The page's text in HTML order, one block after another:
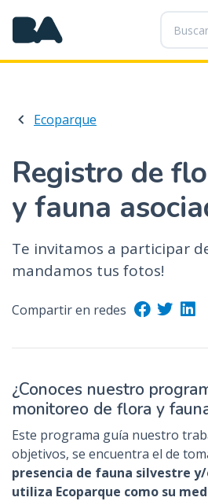
P
a
s
a
o
n
t
e
i
p
i
c
i
a
l
Ecoparque
Registro de
y fauna
Te invitamos a participar
mandamos tus fotos!
Compartir en redes
¿Conoces nuestro
monitoreo de flora y
Este programa guía nuestro
objetivos, se encuentra el de
presencia de fauna silvestre
utiliza Ecoparque como su